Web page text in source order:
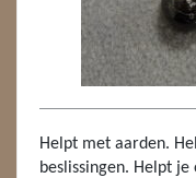
HANGERS
LUXE HANGERS
HARTEN
HUISREINIGING
Helpt met aarden.
beslissingen. Helpt